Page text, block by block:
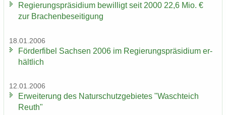
Re­gie­rungs­prä­si­di­um be­wil­ligt seit 2000 22,6 Mio. €
zur Bra­chen­be­sei­ti­gung
18.01.2006
För­der­fi­bel Sach­sen 2006 im Re­gie­rungs­prä­si­di­um er­
hält­lich
12.01.2006
Er­wei­te­rung des Na­tur­schutz­ge­bie­tes "Wasch­teich
Reuth"